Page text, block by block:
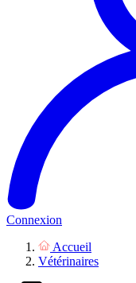
Connexion
Accueil
Vétérinaires